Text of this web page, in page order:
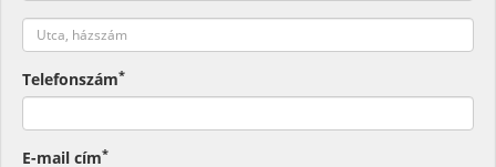
Telefonszám*
E-mail cím*